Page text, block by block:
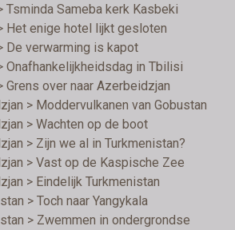
Tsminda Sameba kerk Kasbeki
Het enige hotel lijkt gesloten
De verwarming is kapot
Onafhankelijkheidsdag in Tbilisi
Grens over naar Azerbeidzjan
> Moddervulkanen van Gobustan
> Wachten op de boot
> Zijn we al in Turkmenistan?
> Vast op de Kaspische Zee
> Eindelijk Turkmenistan
> Toch naar Yangykala
> Zwemmen in ondergrondse